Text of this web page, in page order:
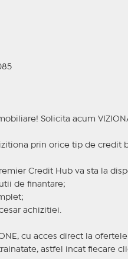
Solicita acum
prin orice tip de credit
Credit Hub va sta la
de finantare;
achizitiei.
cu acces direct la
astfel incat fiecare